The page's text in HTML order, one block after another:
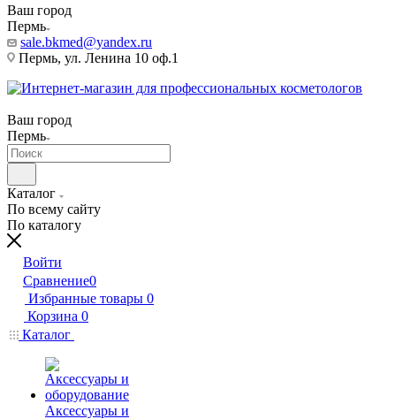
Ваш город
Пермь
sale.bkmed@yandex.ru
Пермь, ул. Ленина 10 оф.1
Ваш город
Пермь
Каталог
По всему сайту
По каталогу
Войти
Сравнение0
Избранные товары 0
Корзина 0
Каталог
Аксессуары и